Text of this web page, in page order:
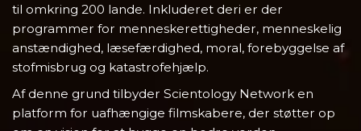
til omkring 200 lande. Inkluderet deri er der
programmer for menneskerettigheder, menneskelig
anstændighed, læsefærdighed, moral, forebyggelse af
stofmisbrug og katastrofehjælp.
Af denne grund tilbyder Scientology Network en
platform for uafhængige filmskabere, der støtter op